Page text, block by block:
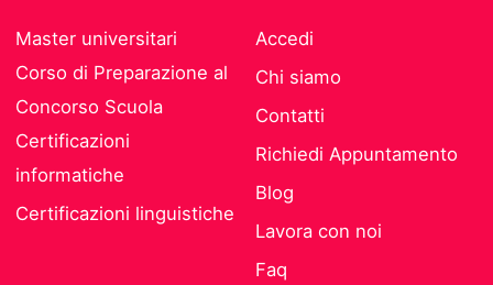
Master universitari
Corso di Preparazione al
Concorso Scuola
Certificazioni
informatiche
Certificazioni linguistiche
Accedi
Chi siamo
Contatti
Richiedi Appuntamento
Blog
Lavora con noi
Faq